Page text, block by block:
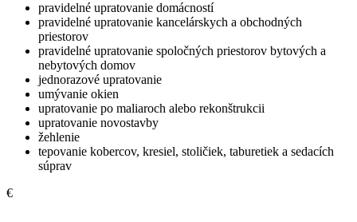
pravidelné upratovanie domácností
pravidelné upratovanie kancelárskych a obchodných
priestorov
pravidelné upratovanie spoločných priestorov bytových a
nebytových domov
jednorazové upratovanie
umývanie okien
upratovanie po maliaroch alebo rekonštrukcii
upratovanie novostavby
žehlenie
tepovanie kobercov, kresiel, stoličiek, taburetiek a sedacích
súprav
€